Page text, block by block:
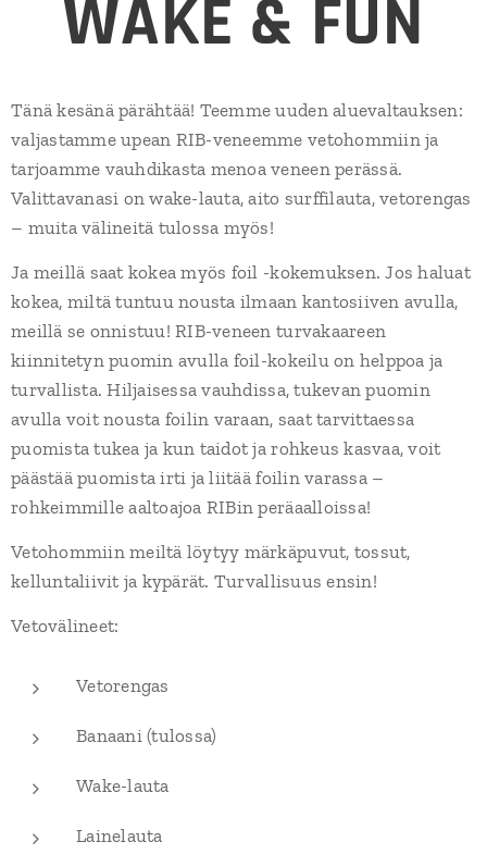
WAKE & FUN
Tänä kesänä pärähtää! Teemme uuden aluevaltauksen:
valjastamme upean RIB-veneemme vetohommiin ja
tarjoamme vauhdikasta menoa veneen perässä.
Valittavanasi on wake-lauta, aito surffilauta, vetorengas
– muita välineitä tulossa myös!
Ja meillä saat kokea myös foil -kokemuksen. Jos haluat
kokea, miltä tuntuu nousta ilmaan kantosiiven avulla,
meillä se onnistuu! RIB-veneen turvakaareen
kiinnitetyn puomin avulla foil-kokeilu on helppoa ja
turvallista. Hiljaisessa vauhdissa, tukevan puomin
avulla voit nousta foilin varaan, saat tarvittaessa
puomista tukea ja kun taidot ja rohkeus kasvaa, voit
päästää puomista irti ja liitää foilin varassa –
rohkeimmille aaltoajoa RIBin peräaalloissa!
Vetohommiin meiltä löytyy märkäpuvut, tossut,
kelluntaliivit ja kypärät. Turvallisuus ensin!
Vetovälineet:
Vetorengas
Banaani (tulossa)
Wake-lauta
Lainelauta